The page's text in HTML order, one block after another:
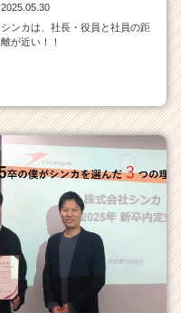
2025.05.30
シンカは、社長・役員と社員の距
離が近い！！